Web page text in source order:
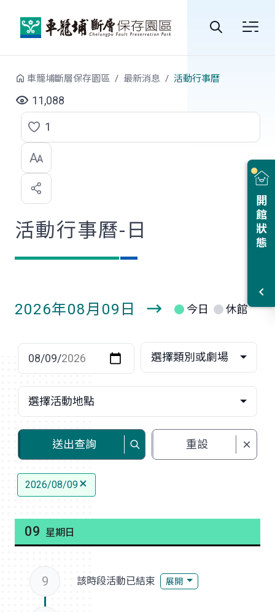
站
尋
開館狀態
車籠埔斷層保存園區 最新消息 活動行事曆
11,088
點
選
喜
歡
1
活動行事曆-日
2026年08月09日
日
今日 休館
選擇類別或劇場
選擇活動地點
送出查詢 重設
2026/08/09
09 星期日
9 該時段活動已結束 展開